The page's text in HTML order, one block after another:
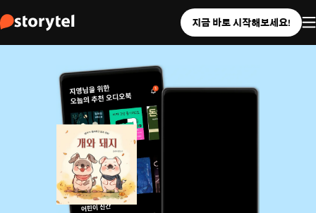
지금 바로 시작해보세요!